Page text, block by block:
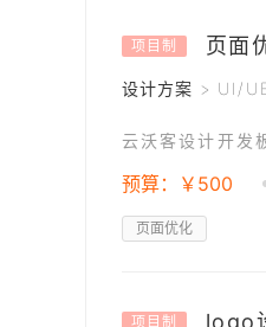
项目制 页面
设计方案 > UI/
云沃客设计开发
预算：￥500
页面优化
项目制 logo